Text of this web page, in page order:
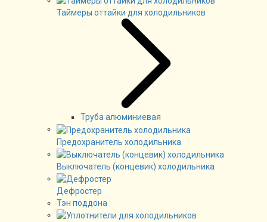
Таймеры оттайки для холодильников
Труба алюминиевая
Предохранитель холодильника
Выключатель (концевик) холодильника
Дефростер
Тэн поддона